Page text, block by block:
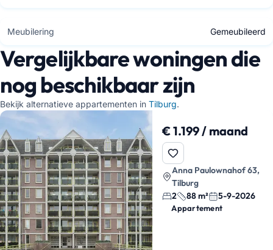
Meubilering Gemeubileerd
Vergelijkbare woningen die
nog beschikbaar zijn
Bekijk alternatieve appartementen in Tilburg.
€ 1.199 / maand
Anna Paulownahof 63,
Tilburg
2
88 m² 5-9-2026
Appartement